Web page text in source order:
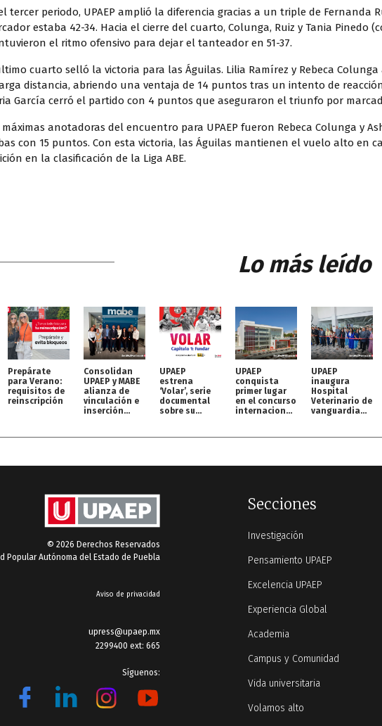
tercer periodo, UPAEP amplió la diferencia gracias a un triple de Fernanda
estaba 42-34. Hacia el cierre del cuarto, Colunga, Ruiz y Tania Pinedo
el ritmo ofensivo para dejar el tanteador en 51-37.
cuarto selló la victoria para las Águilas. Lilia Ramírez y Rebeca
distancia, abriendo una ventaja de 14 puntos tras un intento de
García cerró el partido con 4 puntos que aseguraron el triunfo por
máximas anotadoras del encuentro para UPAEP fueron Rebeca Colunga y
con 15 puntos. Con esta victoria, las Águilas mantienen el vuelo alto en
en la clasificación de la Liga ABE.
Lo más leído
Prepárate
para Verano:
requisitos de
reinscripción
Consolidan
UPAEP y MABE
alianza de
vinculación e
inserción
UPAEP
estrena
‘Volar’, serie
documental
sobre su
UPAEP
conquista
primer lugar
en el concurso
internacional
UPAEP
inaugura
Hospital
Veterinario de
vanguardia
© 2026 Derechos Reservados
Popular Autónoma del Estado de Puebla
Aviso de privacidad
upress@upaep.mx
2299400 ext: 665
Síguenos:
Secciones
Investigación
Pensamiento UPAEP
Excelencia UPAEP
Experiencia Global
Academia
Campus y Comunidad
Vida universitaria
Volamos alto